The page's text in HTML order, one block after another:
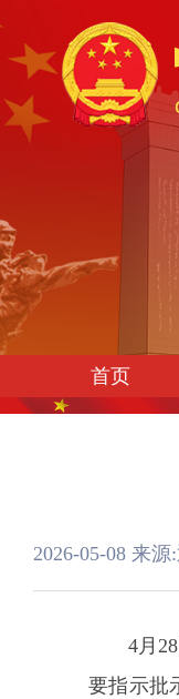
首页
2026-05-08 来源
4月
要指示批